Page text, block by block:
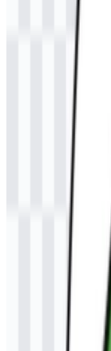
Palet warna yang
hijau, dan hitam.
visual institusi dan
Dalam lingkungan
membantu
penggunaan
untuk
Kuning/emas
untuk
Hitamuntuk
Pertanyaan
Apakah saya
untuk
Untuk penggunaan
universitas